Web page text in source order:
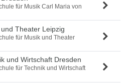
für Musik Carl Maria von
Theater Leipzig
für Musik und Theater
und Wirtschaft Dresden
für Technik und Wirtschaft